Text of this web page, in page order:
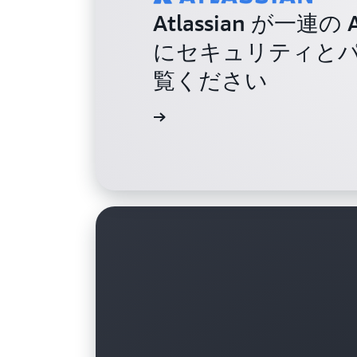
Atlassian が一連の
にセキュリティと
覧ください